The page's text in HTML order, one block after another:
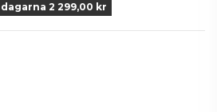
2 299,00 kr